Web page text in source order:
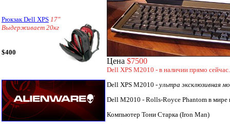
Рюкзак Dell XPS 17"
Выдерживает 20кг
$400
Цена $7500
Dell XPS M2010 - в наличии прямо
Dell XPS M2010 - ультра эксклюзивная
Dell M2010 - Rolls-Royce Phantom в мире
Компьютер Тони Старка (Iron Man)